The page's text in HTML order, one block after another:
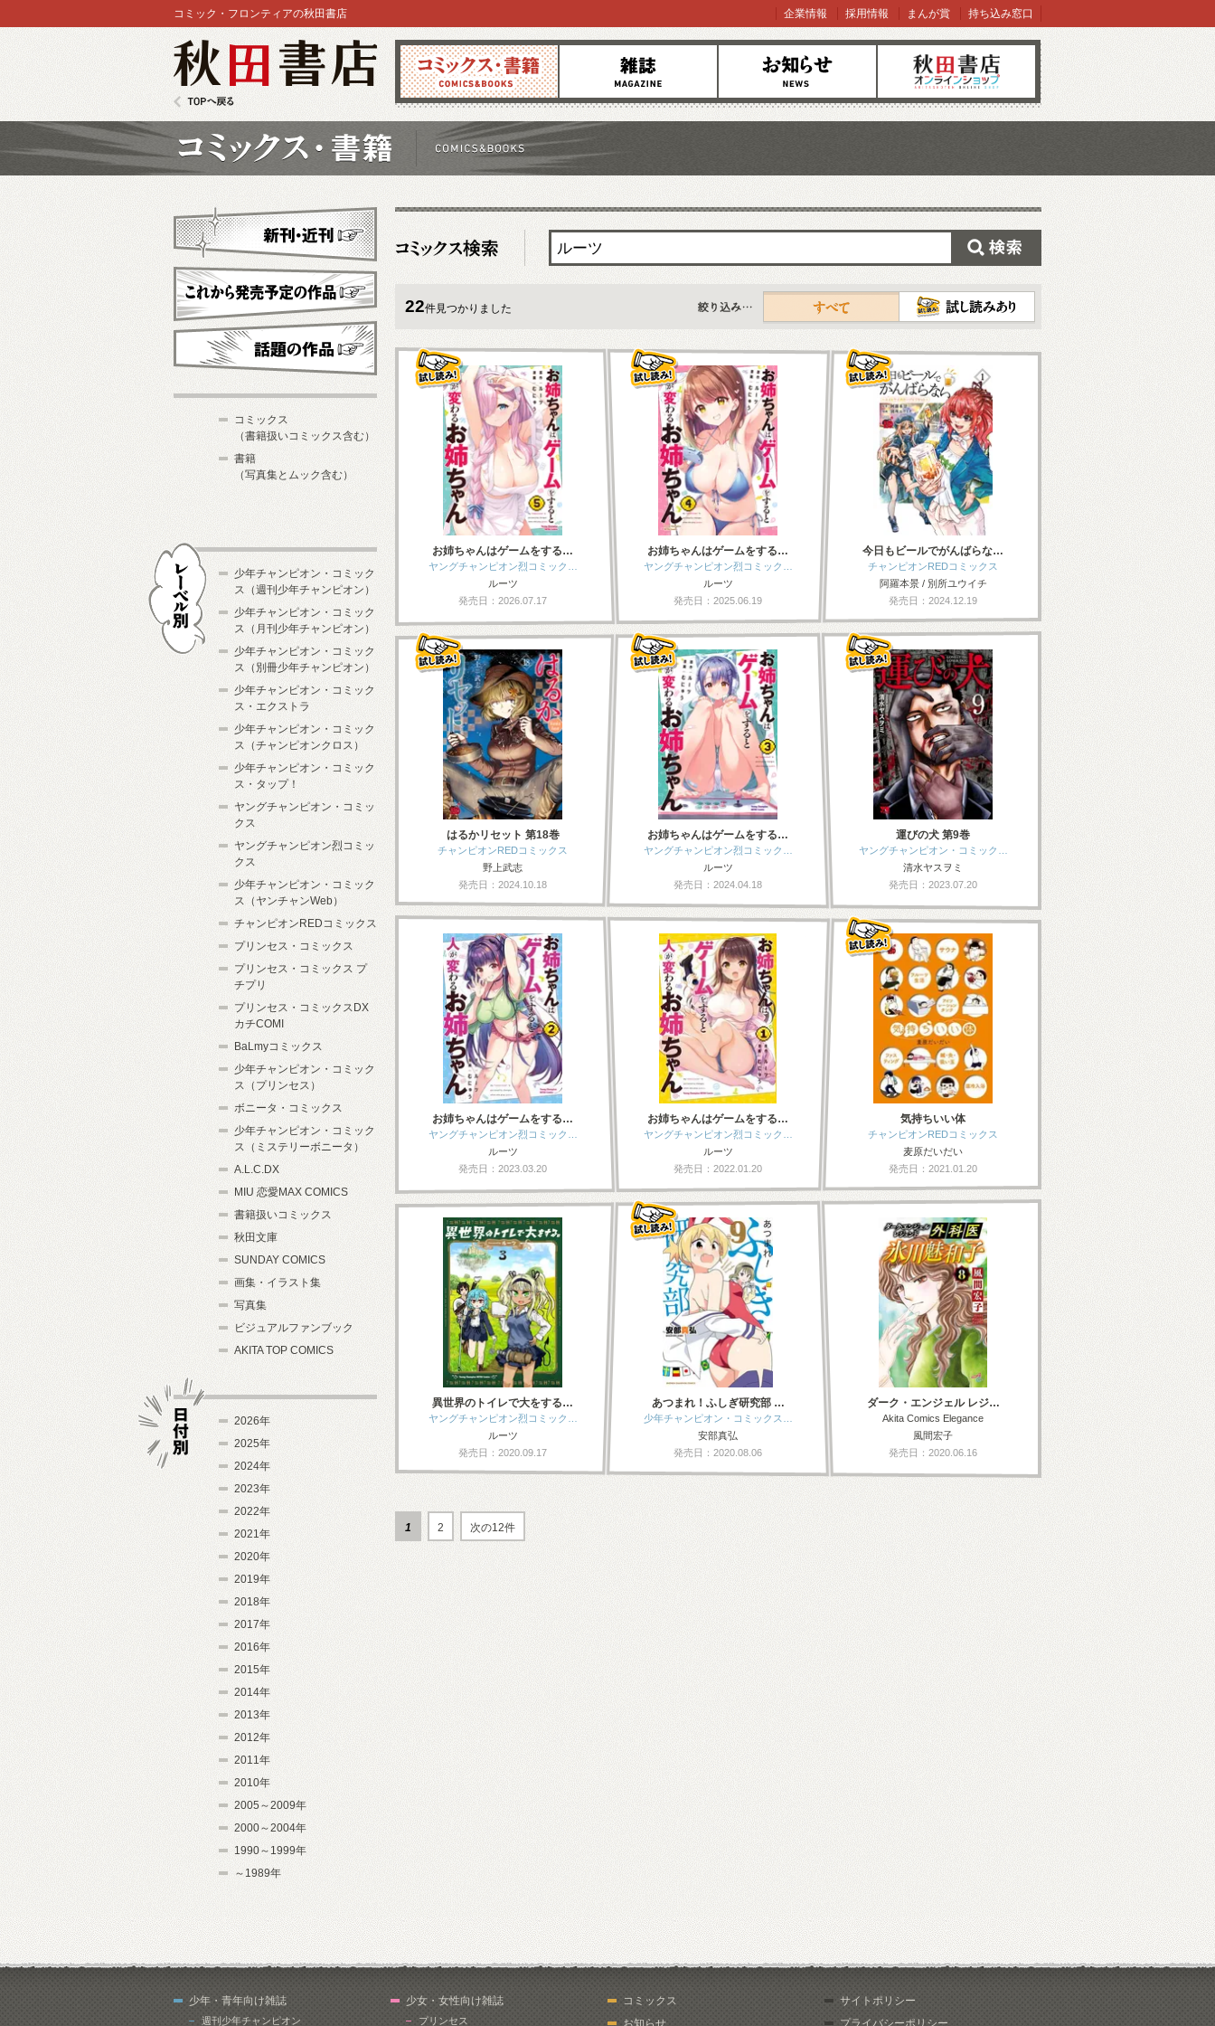
コミックス 雑誌 お知らせ オンラインショップ
コミック・フロンティアの秋田書店 企業情報 採用情報 まんが賞 持ち込み窓口
22件見つかりました
すべて
お姉ちゃんはゲームをする…
ヤングチャンピオン烈コミック…
ルーツ
発売日：2026.07.17
お姉ちゃんはゲームをする…
ヤングチャンピオン烈コミック…
ルーツ
発売日：2025.06.19
今日もビールでがんばらな…
チャンピオンREDコミックス
阿羅本景 / 別所ユウイチ
発売日：2024.12.19
はるかリセット 第18巻
チャンピオンREDコミックス
野上武志
発売日：2024.10.18
お姉ちゃんはゲームをする…
ヤングチャンピオン烈コミック…
ルーツ
発売日：2024.04.18
運びの犬 第9巻
ヤングチャンピオン・コミック…
清水ヤスヲミ
発売日：2023.07.20
お姉ちゃんはゲームをする…
ヤングチャンピオン烈コミック…
ルーツ
発売日：2023.03.20
お姉ちゃんはゲームをする…
ヤングチャンピオン烈コミック…
ルーツ
発売日：2022.01.20
気持ちいい体
チャンピオンREDコミックス
麦原だいだい
発売日：2021.01.20
異世界のトイレで大をする…
ヤングチャンピオン烈コミック…
ルーツ
発売日：2020.09.17
あつまれ！ふしぎ研究部 …
少年チャンピオン・コミックス…
安部真弘
発売日：2020.08.06
ダーク・エンジェル レジ…
Akita Comics Elegance
風間宏子
発売日：2020.06.16
1 2 次の12件
新刊・近刊
これから発売予定
コミックス
（書籍扱いコミックス含む）
書籍
（写真集とムック含む）
少年チャンピオン・コミック
ス（週刊少年チャンピオン）
少年チャンピオン・コミック
ス（月刊少年チャンピオン）
少年チャンピオン・コミック
ス（別冊少年チャンピオン）
少年チャンピオン・コミック
ス・エクストラ
少年チャンピオン・コミック
ス（チャンピオンクロス）
少年チャンピオン・コミック
ス・タップ！
ヤングチャンピオン・コミッ
クス
ヤングチャンピオン烈コミッ
クス
少年チャンピオン・コミック
ス（ヤンチャンWeb）
チャンピオンREDコミックス
プリンセス・コミックス
プリンセス・コミックス プ
チプリ
プリンセス・コミックスDX
カチCOMI
BaLmyコミックス
少年チャンピオン・コミック
ス（プリンセス）
ボニータ・コミックス
少年チャンピオン・コミック
ス（ミステリーボニータ）
A.L.C.DX
MIU 恋愛MAX COMICS
書籍扱いコミックス
秋田文庫
SUNDAY COMICS
画集・イラスト集
写真集
ビジュアルファンブック
AKITA TOP COMICS
2026年
2025年
2024年
2023年
2022年
2021年
2020年
2019年
2018年
2017年
2016年
2015年
2014年
2013年
2012年
2011年
2010年
2005～2009年
2000～2004年
1990～1999年
～1989年
少年・青年向け雑誌
週刊少年チャンピオン
少女・女性向け雑誌
プリンセス
コミックス
お知らせ
サイトポリシー
プライバシーポリシー